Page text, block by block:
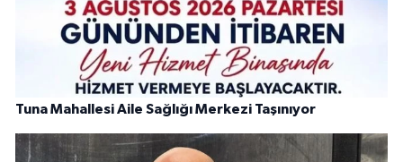
Tuna Mahallesi Aile Sağlığı Merkezi Taşınıyor